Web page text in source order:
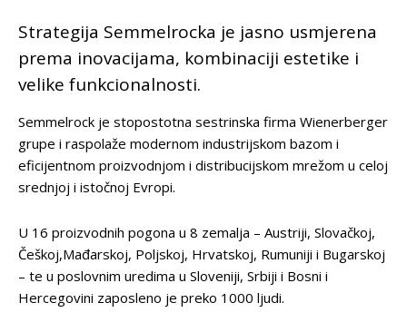
Strategija Semmelrocka je jasno usmjerena
prema inovacijama, kombinaciji estetike i
velike funkcionalnosti.
Semmelrock je stopostotna sestrinska firma Wienerberger
grupe i raspolaže modernom industrijskom bazom i
eficijentnom proizvodnjom i distribucijskom mrežom u celoj
srednjoj i istočnoj Evropi.
U 16 proizvodnih pogona u 8 zemalja – Austriji, Slovačkoj,
Češkoj,Mađarskoj, Poljskoj, Hrvatskoj, Rumuniji i Bugarskoj
– te u poslovnim uredima u Sloveniji, Srbiji i Bosni i
Hercegovini zaposleno je preko 1000 ljudi.